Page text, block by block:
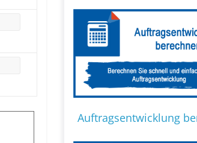
Auftragsentwicklung